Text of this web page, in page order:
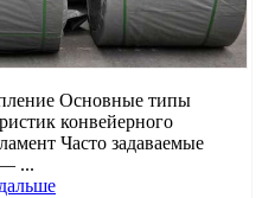
Основные типы
конвейерного
Часто задаваемые
...